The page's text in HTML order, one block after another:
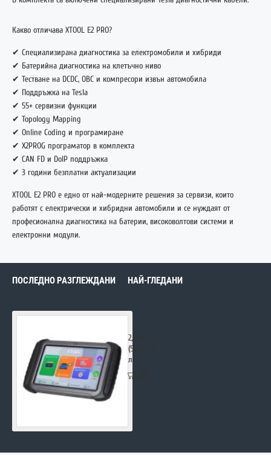
Какво отличава XTOOL E2 PRO?
✔ Специализирана диагностика за електромобили и хибриди
✔ Батерийна диагностика на клетъчно ниво
✔ Тестване на DCDC, OBC и компресори извън автомобила
✔ Поддръжка на Tesla
✔ 55+ сервизни функции
✔ Topology Mapping
✔ Online Coding и програмиране
✔ X2PROG програматор в комплекта
✔ CAN FD и DoIP поддръжка
✔ 3 години безплатни актуализации
XTOOL E2 PRO е едно от най-модерните решения за сервизи, които
работят с електрически и хибридни автомобили и се нуждаят от
професионална диагностика на батерии, високоволтови системи и
електронни модули.
ПОСЛЕДНО РАЗГЛЕЖДАНИ НАЙ-ГЛЕДАНИ
2,700.00€
(5,280.74
лв.)